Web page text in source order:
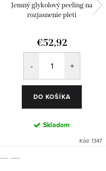
Jemný glykolový peeling na
rozjasnenie pleti
€52,92
DO KOŠÍKA
Skladom
Kód: 1347